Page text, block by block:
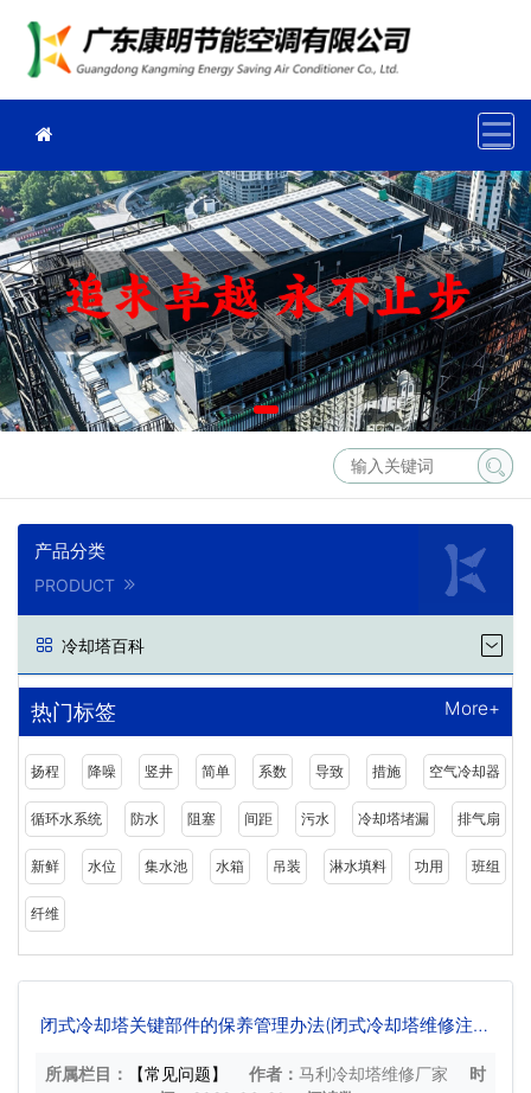
产品分类
PRODUCT
冷却塔百科
热门标签 More+
扬程 降噪 竖井 简单 系数 导致 措施 空气冷却器
循环水系统 防水 阻塞 间距 污水 冷却塔堵漏 排气扇
新鲜 水位 集水池 水箱 吊装 淋水填料 功用 班组
纤维
闭式冷却塔关键部件的保养管理办法(闭式冷却塔维修注意
所属栏目： 【常见问题】 作者： 马利冷却塔维修厂家
时